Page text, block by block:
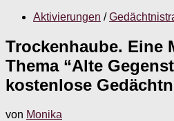
Aktivierungen /
Trockenhaube. Eine
Thema “Alte
kostenlose
von Monika